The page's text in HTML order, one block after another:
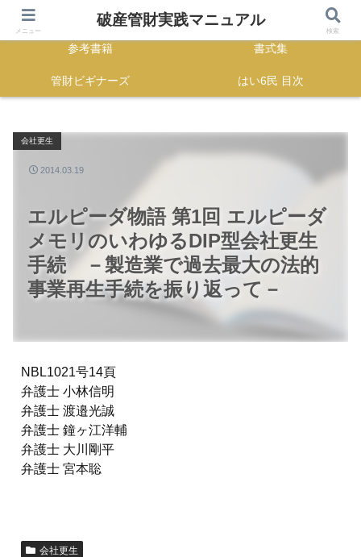
HOME 正誤表
参考書籍 書式集
管財ビギナーズ はい6民 目次
エルピーダ物語 第1回 エルピーダ
メモリのいわゆるDIP型会社更生
手続 －製造業で過去最大の法的
事業再生手続を振り返って－
会社更生
2014.03.19
NBL1021号14頁
弁護士 小林信明
弁護士 渡邉光誠
弁護士 鐘ヶ江洋輔
弁護士 大川剛平
弁護士 宮本聡
会社更生
メニュー
破産管財実践マニュアル
検索